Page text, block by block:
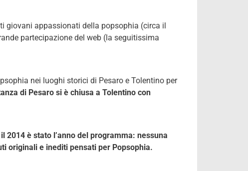
giovani appassionati della popsophia (circa il
partecipazione del web (la seguitissima
nei luoghi storici di Pesaro e Tolentino per
di Pesaro si è chiusa a Tolentino con
il 2014 è stato l’anno del programma: nessuna
originali e inediti pensati per Popsophia.